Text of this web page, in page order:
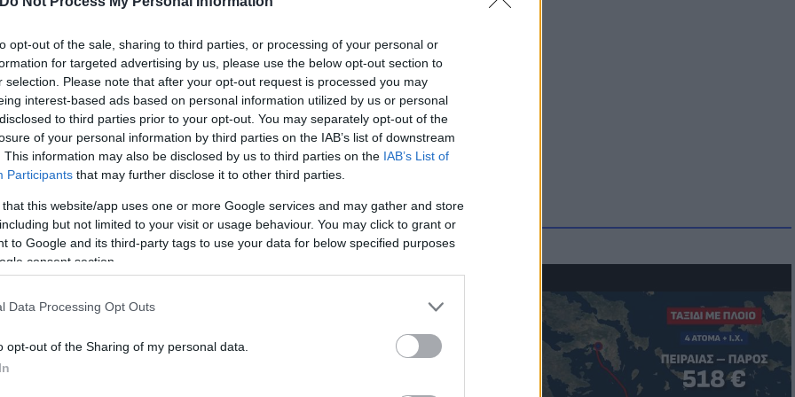
opt-out of the sale, sharing to third parties, or processing of your personal or
for targeted advertising by us, please use the below opt-out section to
selection. Please note that after your opt-out request is processed you may
interest-based ads based on personal information utilized by us or personal
to third parties prior to your opt-out. You may separately opt-out of the
of your personal information by third parties on the IAB’s list of downstream
This information may also be disclosed by us to third parties on the IAB’s List of
Participants that may further disclose it to other third parties.
that this website/app uses one or more Google services and may gather and store
but not limited to your visit or usage behaviour. You may click to grant or
to Google and its third-party tags to use your data for below specified purposes
consent section.
Data Processing Opt Outs
opt-out of the Sharing of my personal data.
στην παρουσίαση του
κόσμου στο γήπεδο
«τέλειο» δέρμα αποτελεί πρόβλημα